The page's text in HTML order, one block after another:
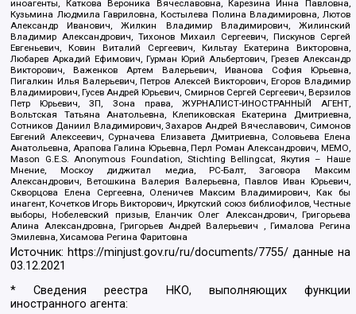
иноагенты, Каткова Вероника Вячеславовна, Карезина Инна Павловна,
Кузьмина Людмила Гавриловна, Костылева Полина Владимировна, Лютов
Александр Иванович, Жилкин Владимир Владимирович, Жилинский
Владимир Александрович, Тихонов Михаил Сергеевич, Пискунов Сергей
Евгеньевич, Ковин Виталий Сергеевич, Кильтау Екатерина Викторовна,
Любарев Аркадий Ефимович, Гурман Юрий Альбертович, Грезев Александр
Викторович, Важенков Артем Валерьевич, Иванова София Юрьевна,
Пигалкин Илья Валерьевич, Петров Алексей Викторович, Егоров Владимир
Владимирович, Гусев Андрей Юрьевич, Смирнов Сергей Сергеевич, Верзилов
Петр Юрьевич, ЗП, Зона права, ЖУРНАЛИСТ-ИНОСТРАННЫЙ АГЕНТ,
Вольтская Татьяна Анатольевна, Клепиковская Екатерина Дмитриевна,
Сотников Даниил Владимирович, Захаров Андрей Вячеславович, Симонов
Евгений Алексеевич, Сурначева Елизавета Дмитриевна, Соловьева Елена
Анатольевна, Арапова Галина Юрьевна, Перл Роман Александрович, МЕМО,
Mason G.E.S. Anonymous Foundation, Stichting Bellingcat, Якутия – Наше
Мнение, Москоу диджитал медиа, РС-Балт, Заговора Максим
Александрович, Ветошкина Валерия Валерьевна, Павлов Иван Юрьевич,
Скворцова Елена Сергеевна, Оленичев Максим Владимирович, Как бы
инагент, Кочетков Игорь Викторович, Иркутский союз библиофилов, Честные
выборы, Нобелевский призыв, Еланчик Олег Александрович, Григорьева
Алина Александровна, Григорьев Андрей Валерьевич , Гималова Регина
Эмилевна, Хисамова Регина Фаритовна
Источник: https://minjust.gov.ru/ru/documents/7755/ данные на
03.12.2021
* Сведения реестра НКО, выполняющих функции
иностранного агента: